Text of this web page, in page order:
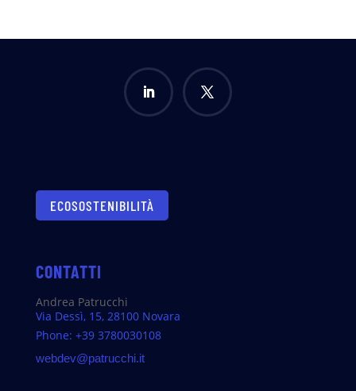
ECOSOSTENIBILITÀ
CONTATTI
Andrea Patrucchi
Via Dessì, 15, 28100 Novara
Phone: +39 3780030108
webdev@patrucchi.it